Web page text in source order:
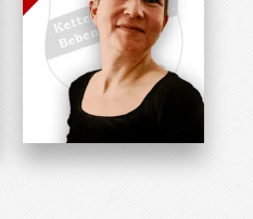
Tanja Thalhofer
Abteilungsleiterin